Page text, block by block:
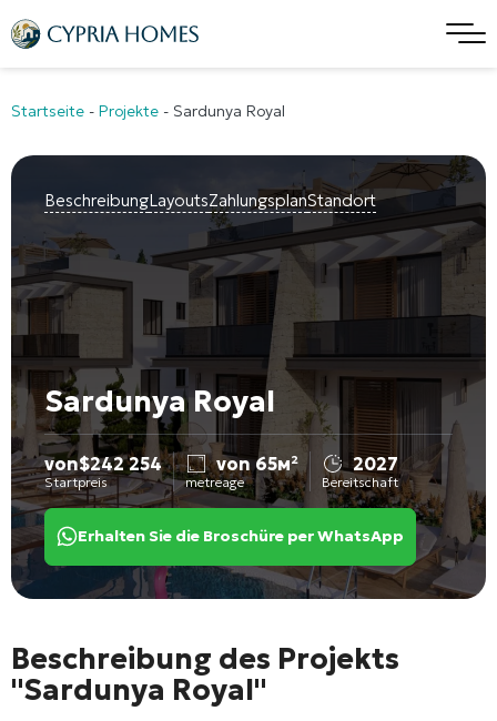
Startseite - Projekte - Sardunya Royal
BeschreibungLayoutsZahlungsplanStandort
Sardunya Royal
von$242 254
Startpreis
von 65м²
metreage
2027
Bereitschaft
Erhalten Sie die Broschüre per WhatsApp
Beschreibung des Projekts
"Sardunya Royal"